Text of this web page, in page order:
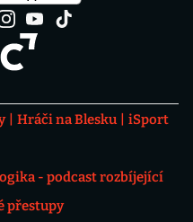
Hráči na Blesku
iSport
- podcast rozbíjející
přestupy